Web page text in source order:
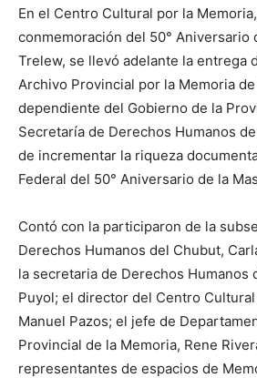
En el Centro Cultural por la
conmemoración del 50° Aniversario
Trelew, se llevó adelante la entrega
Archivo Provincial por la Memoria
dependiente del Gobierno de la
Secretaría de Derechos Humanos
de incrementar la riqueza
Federal del 50° Aniversario de la
Contó con la participaron de la
Derechos Humanos del Chubut,
la secretaria de Derechos Humanos
Puyol; el director del Centro
Manuel Pazos; el jefe de
Provincial de la Memoria, Rene
representantes de espacios de